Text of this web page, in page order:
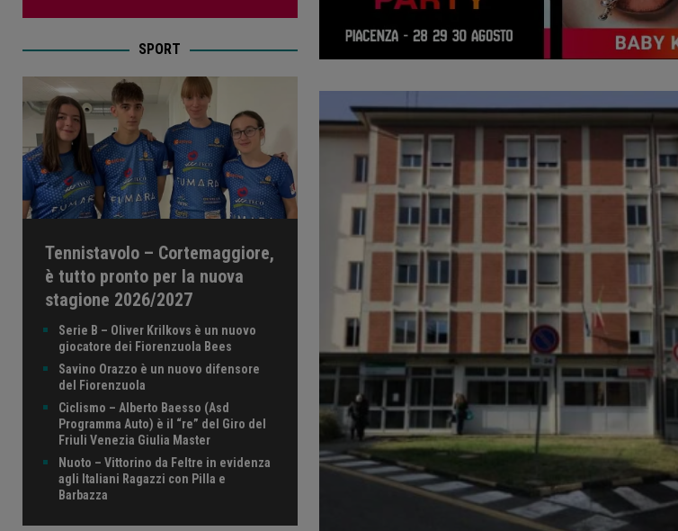
SPORT
Tennistavolo – Cortemaggiore,
è tutto pronto per la nuova
stagione 2026/2027
Serie B – Oliver Krilkovs è un nuovo
giocatore dei Fiorenzuola Bees
Savino Orazzo è un nuovo difensore
del Fiorenzuola
Ciclismo – Alberto Baesso (Asd
Programma Auto) è il “re” del Giro del
Friuli Venezia Giulia Master
Nuoto – Vittorino da Feltre in evidenza
agli Italiani Ragazzi con Pilla e
Barbazza